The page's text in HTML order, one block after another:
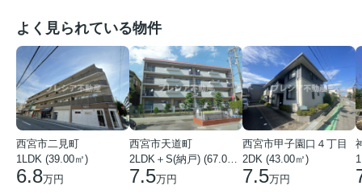
よく見られている物件
西宮市二見町
1LDK (39.00㎡)
6.8万円
西宮市天道町
2LDK＋S(納戸) (67.00㎡)
7.5万円
西宮市甲子園口４丁目
2DK (43.00㎡)
7.5万円